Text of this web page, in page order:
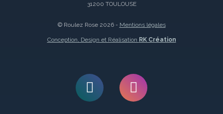
31200 TOULOUSE
© Roulez Rose 2026 - Mentions légales
Conception, Design et Réalisation RK Création